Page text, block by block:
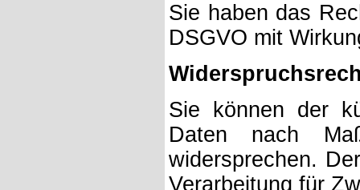
Sie haben das
DSGVO mit
Sie können der
Daten nach
widersprechen.
Verarbeitung für